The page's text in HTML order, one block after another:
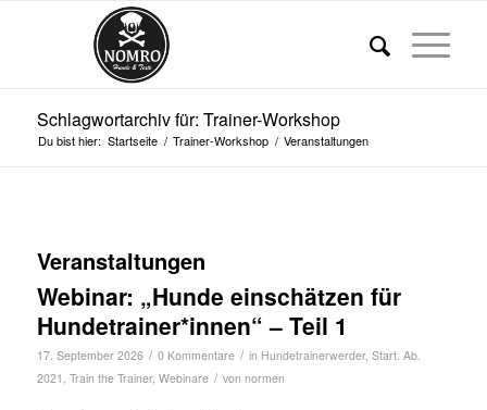
Schlagwortarchiv für: Trainer-Workshop
Du bist hier: Startseite / Trainer-Workshop / Veranstaltungen
Veranstaltungen
Webinar: „Hunde einschätzen für
Hundetrainer*innen“ – Teil 1
17. September 2026 / 0 Kommentare / in Hundetrainerwerder, Start. Ab.
2021 , Train the Trainer, Webinare / von normen